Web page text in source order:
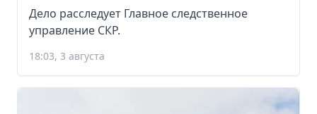
Дело расследует Главное следственное
управление СКР.
18:03, 3 августа